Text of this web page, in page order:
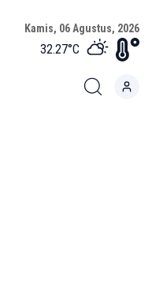
Kamis, 06 Agustus, 2026
32.27°C